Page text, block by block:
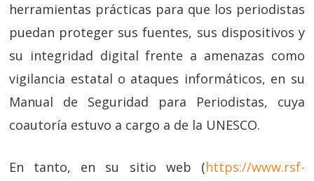
herramientas prácticas para que los periodistas
puedan proteger sus fuentes, sus dispositivos y
su integridad digital frente a amenazas como
vigilancia estatal o ataques informáticos, en su
Manual de Seguridad para Periodistas, cuya
coautoría estuvo a cargo a de la UNESCO.
En tanto, en su sitio web (https://www.rsf-